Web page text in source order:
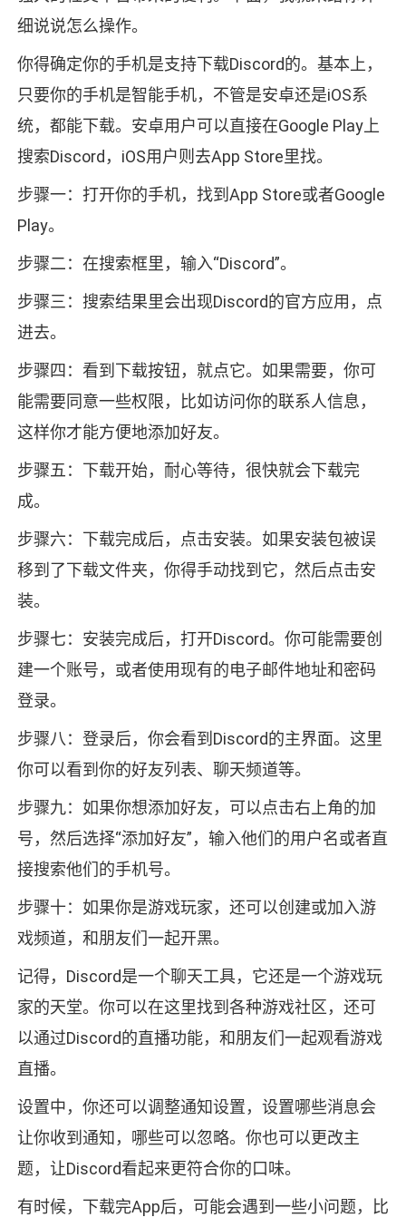
细说说怎么操作。
你得确定你的手机是支持下载Discord的。基本上，
只要你的手机是智能手机，不管是安卓还是iOS系
统，都能下载。安卓用户可以直接在Google Play上
搜索Discord，iOS用户则去App Store里找。
步骤一：打开你的手机，找到App Store或者Google
Play。
步骤二：在搜索框里，输入“Discord”。
步骤三：搜索结果里会出现Discord的官方应用，点
进去。
步骤四：看到下载按钮，就点它。如果需要，你可
能需要同意一些权限，比如访问你的联系人信息，
这样你才能方便地添加好友。
步骤五：下载开始，耐心等待，很快就会下载完
成。
步骤六：下载完成后，点击安装。如果安装包被误
移到了下载文件夹，你得手动找到它，然后点击安
装。
步骤七：安装完成后，打开Discord。你可能需要创
建一个账号，或者使用现有的电子邮件地址和密码
登录。
步骤八：登录后，你会看到Discord的主界面。这里
你可以看到你的好友列表、聊天频道等。
步骤九：如果你想添加好友，可以点击右上角的加
号，然后选择“添加好友”，输入他们的用户名或者直
接搜索他们的手机号。
步骤十：如果你是游戏玩家，还可以创建或加入游
戏频道，和朋友们一起开黑。
记得，Discord是一个聊天工具，它还是一个游戏玩
家的天堂。你可以在这里找到各种游戏社区，还可
以通过Discord的直播功能，和朋友们一起观看游戏
直播。
设置中，你还可以调整通知设置，设置哪些消息会
让你收到通知，哪些可以忽略。你也可以更改主
题，让Discord看起来更符合你的口味。
有时候，下载完App后，可能会遇到一些小问题，比